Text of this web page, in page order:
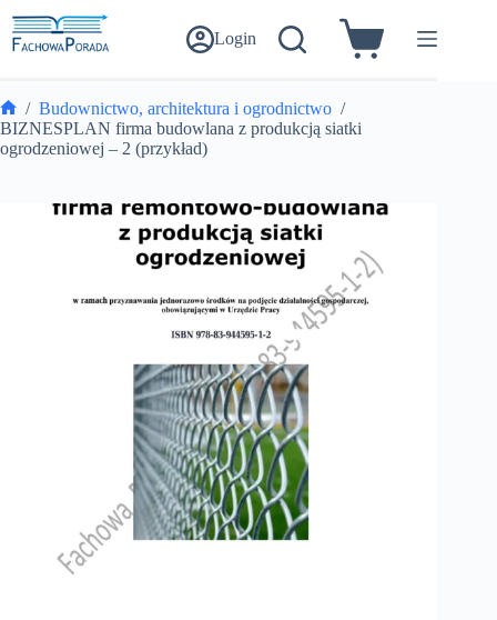
do
treści
Login Koszyk
Strona
główna
/ Budownictwo, architektura i ogrodnictwo /
BIZNESPLAN firma budowlana z produkcją siatki
ogrodzeniowej – 2 (przykład)